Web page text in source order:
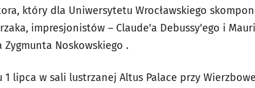
który dla Uniwersytetu Wrocławskiego
impresjonistów – Claude'a Debussy'ego i
Noskowskiego .
lipca w sali lustrzanej Altus Palace przy